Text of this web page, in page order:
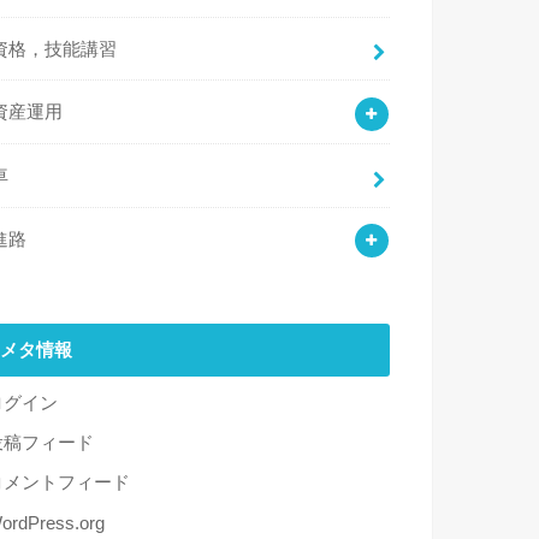
格，技能講習
産運用
路
メタ情報
グイン
稿フィード
メントフィード